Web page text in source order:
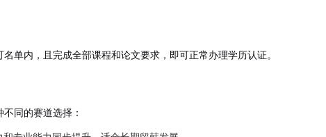
单内，且完成全部课程和论文要求，即可正常办理学历认证。
同的赛道选择：